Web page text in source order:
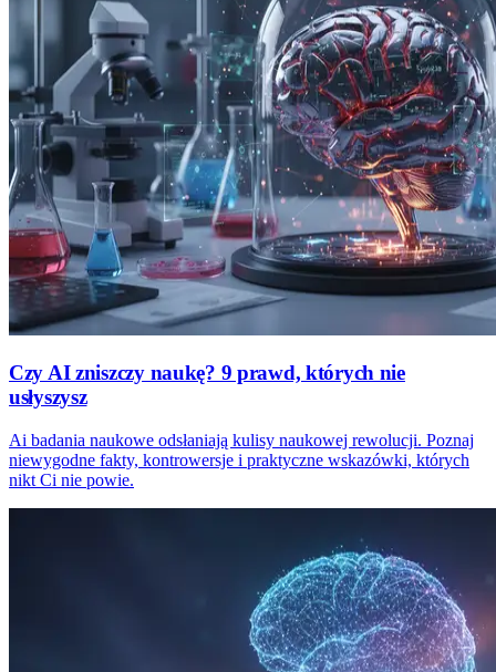
Czy AI zniszczy naukę? 9 prawd, których nie
usłyszysz
Ai badania naukowe odsłaniają kulisy naukowej rewolucji. Poznaj
niewygodne fakty, kontrowersje i praktyczne wskazówki, których
nikt Ci nie powie.